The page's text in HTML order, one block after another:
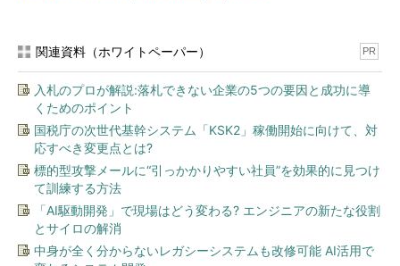
関連資料（ホワイトペーパー） PR
入札のプロが解説:落札できない企業の5つの要因と成功に導
くためのポイント
国税庁の次世代基幹システム「KSK2」稼働開始に向けて、対
応すべき変更点とは?
標的型攻撃メールに“引っかかりやすい社員”を効果的に見つけ
て訓練する方法
「AI駆動開発」で現場はどう変わる? エンジニアの新たな役割
とサイロの解消
中身が全く分からないレガシーシステムも改修可能 AI活用で